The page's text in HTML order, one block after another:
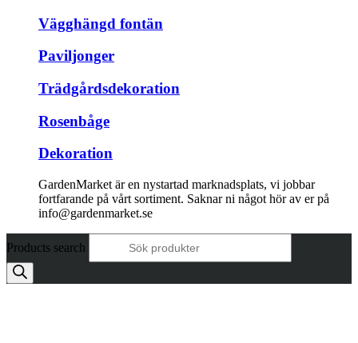
Vägghängd fontän
Paviljonger
Trädgårdsdekoration
Rosenbåge
Dekoration
GardenMarket är en nystartad marknadsplats, vi jobbar
fortfarande på vårt sortiment. Saknar ni något hör av er på
info@gardenmarket.se
Products search